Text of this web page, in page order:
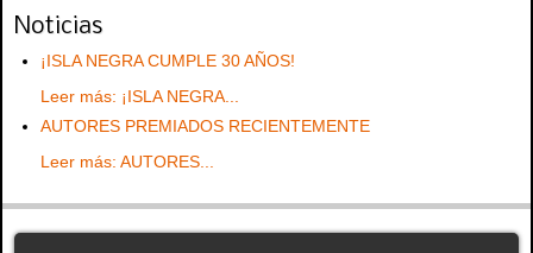
Noticias
¡ISLA NEGRA CUMPLE 30 AÑOS!
Leer más: ¡ISLA NEGRA...
AUTORES PREMIADOS RECIENTEMENTE
Leer más: AUTORES...